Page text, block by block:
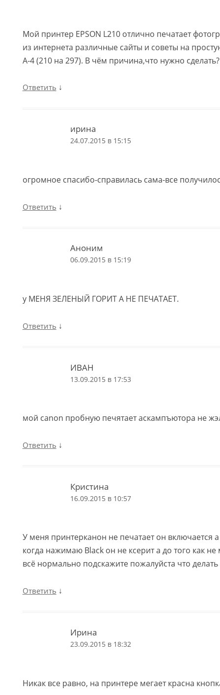
Мой принтер EPSON L210 отлично печатает
из интернета различные сайты и советы на
А-4 (210 на 297). В чём причина,что нужно сделать?
Ответить ↓
ирина
24.07.2015 в 15:15
огромное спасибо-справилась сама-все
Ответить ↓
Аноним
06.09.2015 в 15:19
у МЕНЯ ЗЕЛЕНЫЙ ГОРИТ А НЕ ПЕЧАТАЕТ.
Ответить ↓
ИВАН
13.09.2015 в 17:53
мой canon пробную печятает аскампъютора не
Ответить ↓
Кристина
16.09.2015 в 10:57
У меня принтерканон не печатает он включается
когда нажимаю Black он не ксерит а до того как
всё нормально подскажите пожалуйста что делать
Ответить ↓
Ирина
23.09.2015 в 18:32
Никак все равно, на принтере мегает красна